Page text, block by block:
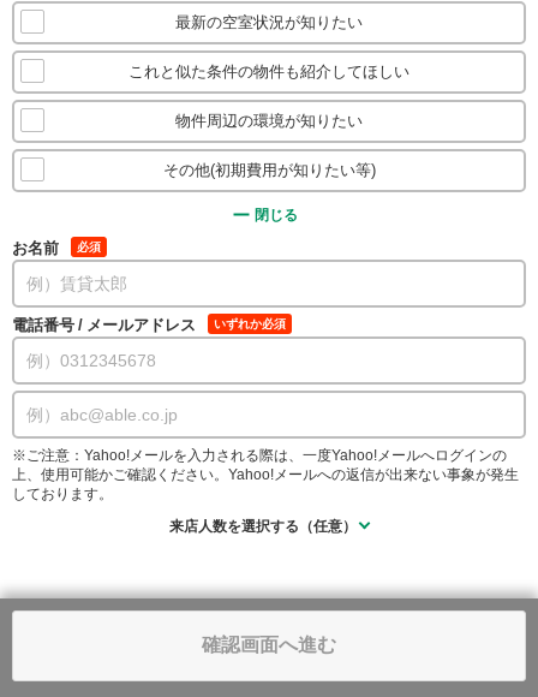
最新の空室状況が知りたい
これと似た条件の物件も紹介してほしい
物件周辺の環境が知りたい
その他(初期費用が知りたい等)
閉じる
お名前 必須
電話番号 / メールアドレス いずれか必須
※ご注意：Yahoo!メールを入力される際は、一度Yahoo!メールへログインの
上、使用可能かご確認ください。Yahoo!メールへの返信が出来ない事象が発生
しております。
来店人数を選択する（任意）
確認画面へ進む